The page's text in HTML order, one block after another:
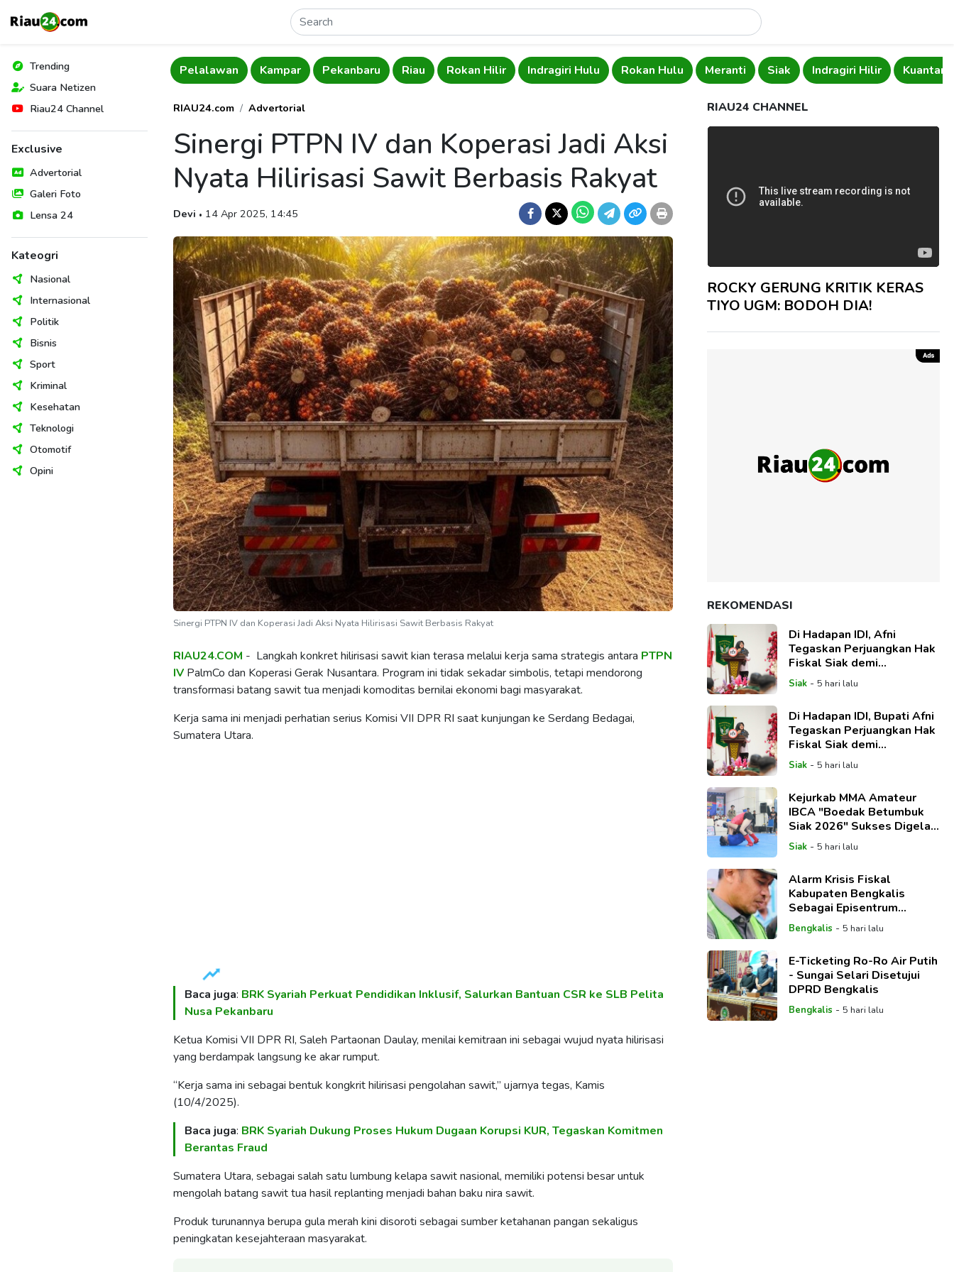
Trending
Suara Netizen
Riau24 Channel
Exclusive
Advertorial
Galeri Foto
Lensa 24
Kateogri
Nasional
Internasional
Politik
Bisnis
Sport
Kriminal
Kesehatan
Teknologi
Otomotif
Opini
Riau Rokan Hilir Indragiri Hulu Rokan Hulu Meranti Siak Indragiri Hilir Kuantan
Pelalawan Kampar Pekanbaru
RIAU24.com Advertorial
Sinergi PTPN IV dan Koperasi Jadi Aksi
Nyata Hilirisasi Sawit Berbasis Rakyat
Devi • 14 Apr 2025, 14:45
Sinergi PTPN IV dan Koperasi Jadi Aksi Nyata Hilirisasi Sawit Berbasis Rakyat
RIAU24.COM - Langkah konkret hilirisasi sawit kian terasa melalui kerja sama strategis antara PTPN
IV PalmCo dan Koperasi Gerak Nusantara. Program ini tidak sekadar simbolis, tetapi mendorong
transformasi batang sawit tua menjadi komoditas bernilai ekonomi bagi masyarakat.
Kerja sama ini menjadi perhatian serius Komisi VII DPR RI saat kunjungan ke Serdang Bedagai,
Sumatera Utara.
Baca juga: BRK Syariah Perkuat Pendidikan Inklusif, Salurkan Bantuan CSR ke SLB Pelita
Nusa Pekanbaru
Ketua Komisi VII DPR RI, Saleh Partaonan Daulay, menilai kemitraan ini sebagai wujud nyata hilirisasi
yang berdampak langsung ke akar rumput.
“Kerja sama ini sebagai bentuk kongkrit hilirisasi pengolahan sawit,” ujarnya tegas, Kamis
(10/4/2025).
Baca juga: BRK Syariah Dukung Proses Hukum Dugaan Korupsi KUR, Tegaskan Komitmen
Berantas Fraud
Sumatera Utara, sebagai salah satu lumbung kelapa sawit nasional, memiliki potensi besar untuk
mengolah batang sawit tua hasil replanting menjadi bahan baku nira sawit.
Produk turunannya berupa gula merah kini disoroti sebagai sumber ketahanan pangan sekaligus
peningkatan kesejahteraan masyarakat.
RIAU24 CHANNEL
ROCKY GERUNG KRITIK KERAS
TIYO UGM: BODOH DIA!
REKOMENDASI
Di Hadapan IDI, Afni
Tegaskan Perjuangkan Hak
Fiskal Siak demi
Kesejahteraan Tenaga
Medis
Siak- 5 hari lalu
Di Hadapan IDI, Bupati Afni
Tegaskan Perjuangkan Hak
Fiskal Siak demi
Kesejahteraan Tenaga
Medis
Siak- 5 hari lalu
Kejurkab MMA Amateur
IBCA "Boedak Betumbuk
Siak 2026" Sukses Digelar,
Cetak Bibit Atlet
Berprestasi
Siak- 5 hari lalu
Alarm Krisis Fiskal
Kabupaten Bengkalis
Sebagai Episentrum
Pertumbuhan Ekonomi
Regional
Bengkalis - 5 hari lalu
E-Ticketing Ro-Ro Air Putih
- Sungai Selari Disetujui
DPRD Bengkalis
Bengkalis - 5 hari lalu